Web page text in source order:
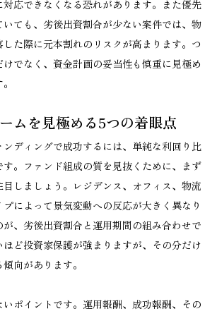
対応できなくなる恐れがあります。また優先
ても、劣後出資割合が少ない案件では、物
た際に元本割れのリスクが高まります。つ
けでなく、資金計画の妥当性も慎重に見極め
ムを見極める5つの着眼点
ディングで成功するには、単純な利回り比
。ファンド組成の質を見抜くために、まず
しましょう。レジデンス、オフィス、物流
によって景気変動への反応が大きく異なり
が、劣後出資割合と運用期間の組み合わせで
ど投資家保護が強まりますが、その分だけ
向があります。
ポイントです。運用報酬、成功報酬、その